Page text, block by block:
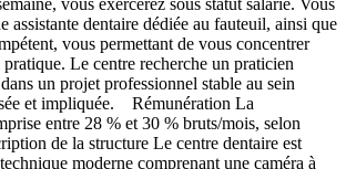
assistante dentaire dédiée au fauteuil, ainsi que
vous permettant de vous concentrer
Le centre recherche un praticien
un projet professionnel stable au sein
et impliquée. Rémunération La
entre 28 % et 30 % bruts/mois, selon
de la structure Le centre dentaire est
moderne comprenant une caméra à